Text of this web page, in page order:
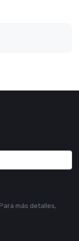
más detalles,